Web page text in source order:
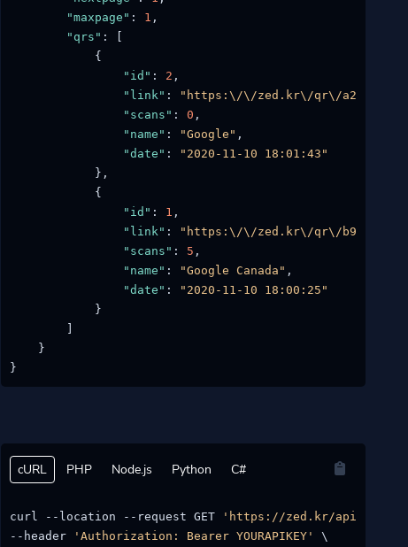
"maxpage" : 1 ,
"qrs" :
{
"id" : 2 ,
"link" : "https:\/\/zed.kr\/qr\/a2d5e"
"scans" : 0 ,
"name" : "Google" ,
"date" :
"2020-11-10 18:01:43"
} ,
{
"id" : 1 ,
"link" : "https:\/\/zed.kr\/qr\/b9edfe"
"scans" : 5 ,
"name" : "Google Canada" ,
"date" :
"2020-11-10 18:00:25"
}
}
}
cURL PHP Node.js Python C#
curl --location --request GET
'https://zed.kr/api/qr/
--header
'Authorization: Bearer YOURAPIKEY' \